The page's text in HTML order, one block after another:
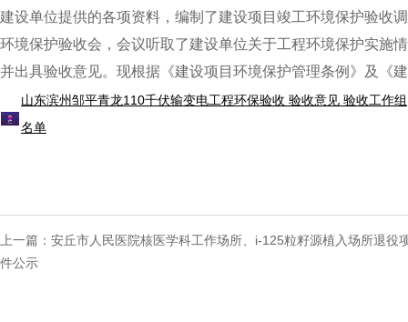
建设单位提供的各项资料，编制了建设项目竣工环境保护验收
环境保护验收会，会议听取了建设单位关于工程环境保护实施
并出具验收意见。现根据《建设项目环境保护管理条例》及《
山东滨州邹平青龙110千伏输变电工程环保验收 验收意见 验收工作组
名单
上一篇： 安丘市人民医院核医学科工作场所、i-125粒籽源植入场所退役
件公示